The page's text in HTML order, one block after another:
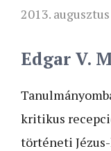
2013.
Edgar V.
kritikus
történeti